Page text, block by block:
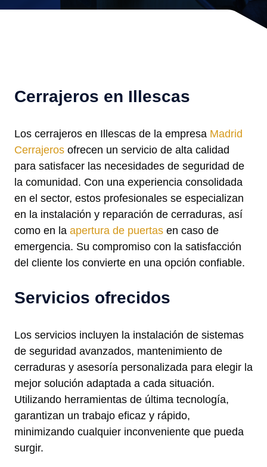
Cerrajeros en Illescas
Los cerrajeros en Illescas de la empresa Madrid
Cerrajeros ofrecen un servicio de alta calidad
para satisfacer las necesidades de seguridad de
la comunidad. Con una experiencia consolidada
en el sector, estos profesionales se especializan
en la instalación y reparación de cerraduras, así
como en la apertura de puertas en caso de
emergencia. Su compromiso con la satisfacción
del cliente los convierte en una opción confiable.
Servicios ofrecidos
Los servicios incluyen la instalación de sistemas
de seguridad avanzados, mantenimiento de
cerraduras y asesoría personalizada para elegir la
mejor solución adaptada a cada situación.
Utilizando herramientas de última tecnología,
garantizan un trabajo eficaz y rápido,
minimizando cualquier inconveniente que pueda
surgir.